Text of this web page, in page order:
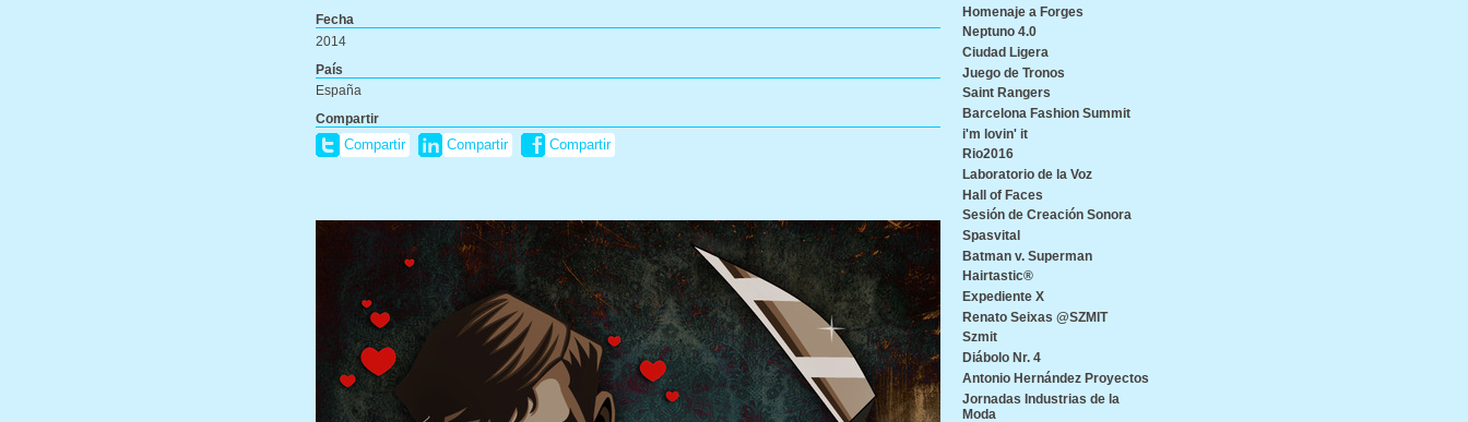
Fecha
2014
País
España
Compartir
Compartir Compartir Compartir
Homenaje a Forges
Neptuno 4.0
Ciudad Ligera
Juego de Tronos
Saint Rangers
Barcelona Fashion Summit
i'm lovin' it
Rio2016
Laboratorio de la Voz
Hall of Faces
Sesión de Creación Sonora
Spasvital
Batman v. Superman
Hairtastic®
Expediente X
Renato Seixas @SZMIT
Szmit
Diábolo Nr. 4
Antonio Hernández Proyectos
Jornadas Industrias de la
Moda